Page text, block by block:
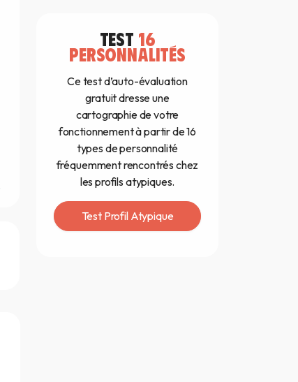
TEST 16
PERSONNALITÉS
Ce test d’auto-évaluation
gratuit dresse une
cartographie de votre
fonctionnement à partir de 16
types de personnalité
fréquemment rencontrés chez
les profils atypiques.
Test Profil Atypique